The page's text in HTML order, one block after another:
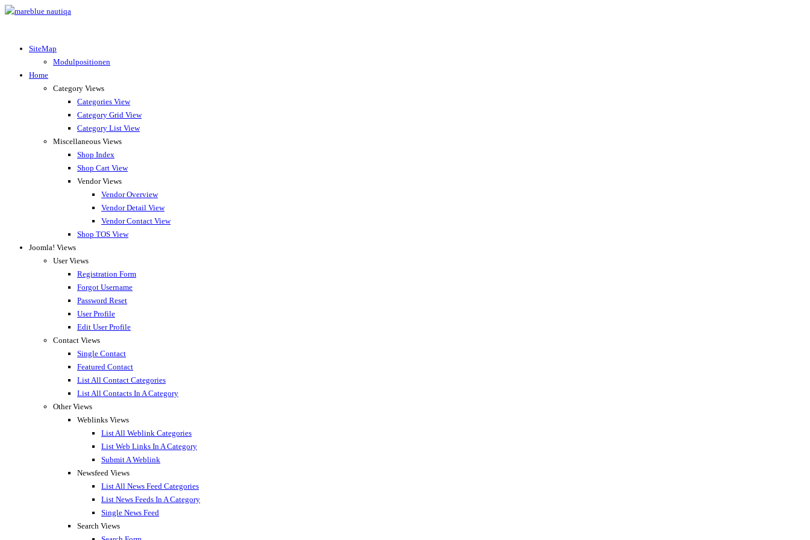
SiteMap
Modulpositionen
Home
Category Views
Categories View
Category Grid View
Category List View
Miscellaneous Views
Shop Index
Shop Cart View
Vendor Views
Vendor Overview
Vendor Detail View
Vendor Contact View
Shop TOS View
Joomla! Views
User Views
Registration Form
Forgot Username
Password Reset
User Profile
Edit User Profile
Contact Views
Single Contact
Featured Contact
List All Contact Categories
List All Contacts In A Category
Other Views
Weblinks Views
List All Weblink Categories
List Web Links In A Category
Submit A Weblink
Newsfeed Views
List All News Feed Categories
List News Feeds In A Category
Single News Feed
Search Views